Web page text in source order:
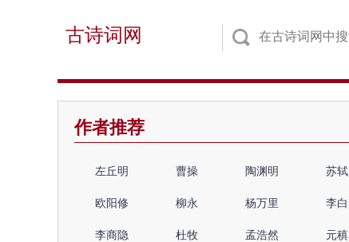
古诗词网
作者推荐
左丘明 曹操 陶渊明 苏轼
欧阳修 柳永 杨万里 李白
李商隐 杜牧 孟浩然 元稹